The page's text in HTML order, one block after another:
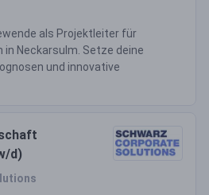
als Projektleiter für
in Neckarsulm. Setze deine
und innovative
d)